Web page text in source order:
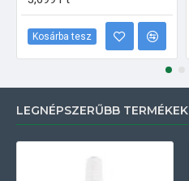
Kosárba tesz
LEGNÉPSZERŰBB TERMÉKEK